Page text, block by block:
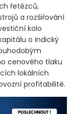
řetězců,
a rozšiřování
kolo
o indický
cenového tlaku
lokálních
profitabilitě.